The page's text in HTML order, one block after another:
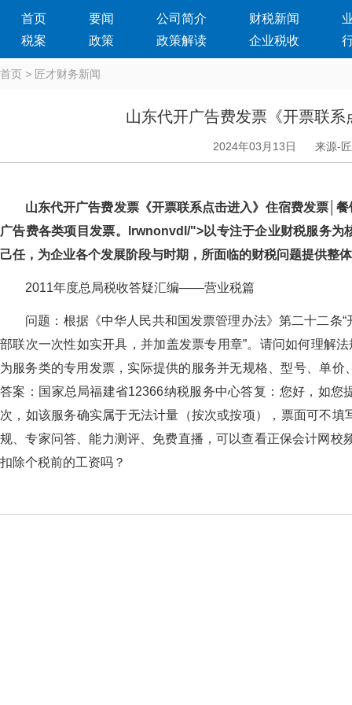
首页 要闻 公司简介 财税新闻
税案
政策 政策解读 企业税收
首页 > 匠才财务新闻
山东代开广告费发票《开票联
2024年03月13日 来源-
山东代开广告费发票《开票联系点击进入》住宿费发票│
广告费各类项目发票。lrwnonvdl/">以专注于企业财税服务为
己任，为企业各个发展阶段与时期，所面临的财税问题提供整
2011年度总局税收答疑汇编——营业税篇
问题：根据《中华人民共和国发票管理办法》第二十二条“开
部联次一次性如实开具，并加盖发票专用章”。请问如何理解
为服务类的专用发票，实际提供的服务并无规格、型号、单价
答案：国家总局福建省12366纳税服务中心答复：您好，如您
次，如该服务确实属于无法计量（按次或按项），票面可不
规、专家问答、能力测评、免费直播，可以查看正保会计
扣除个税前的工资吗？